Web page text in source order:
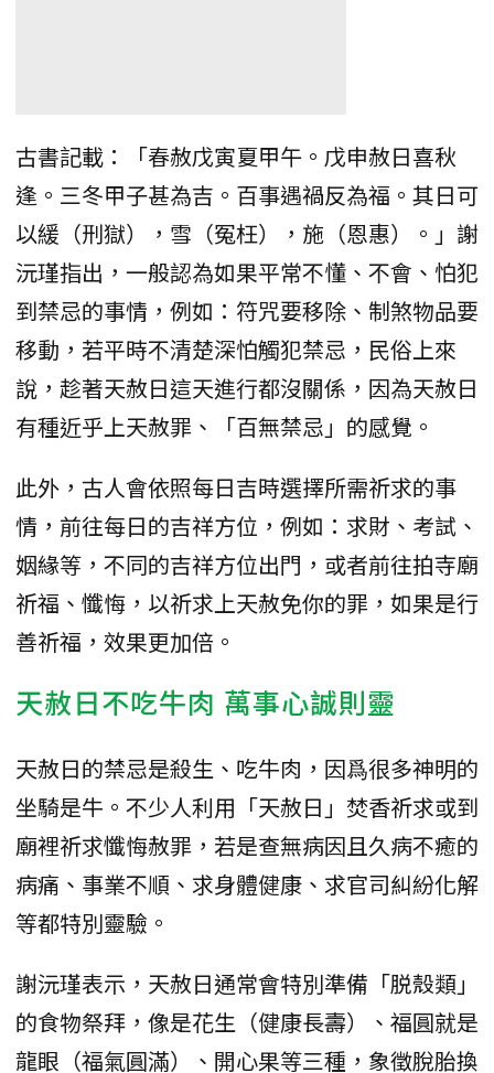
古書記載：「春赦戊寅夏甲午。戊申赦日喜秋
逢。三冬甲子甚為吉。百事遇禍反為福。其日可
以緩（刑獄），雪（冤枉），施（恩惠）。」謝
沅瑾指出，一般認為如果平常不懂、不會、怕犯
到禁忌的事情，例如：符咒要移除、制煞物品要
移動，若平時不清楚深怕觸犯禁忌，民俗上來
說，趁著天赦日這天進行都沒關係，因為天赦日
有種近乎上天赦罪、「百無禁忌」的感覺。
此外，古人會依照每日吉時選擇所需祈求的事
情，前往每日的吉祥方位，例如：求財、考試、
姻緣等，不同的吉祥方位出門，或者前往拍寺廟
祈福、懺悔，以祈求上天赦免你的罪，如果是行
善祈福，效果更加倍。
天赦日不吃牛肉 萬事心誠則靈
天赦日的禁忌是殺生、吃牛肉，因爲很多神明的
坐騎是牛。不少人利用「天赦日」焚香祈求或到
廟裡祈求懺悔赦罪，若是查無病因且久病不癒的
病痛、事業不順、求身體健康、求官司糾紛化解
等都特別靈驗。
謝沅瑾表示，天赦日通常會特別準備「脱殼類」
的食物祭拜，像是花生（健康長壽）、福圓就是
龍眼（福氣圓滿）、開心果等三種，象徵脫胎換